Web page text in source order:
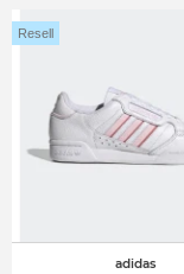
adidas
Resell